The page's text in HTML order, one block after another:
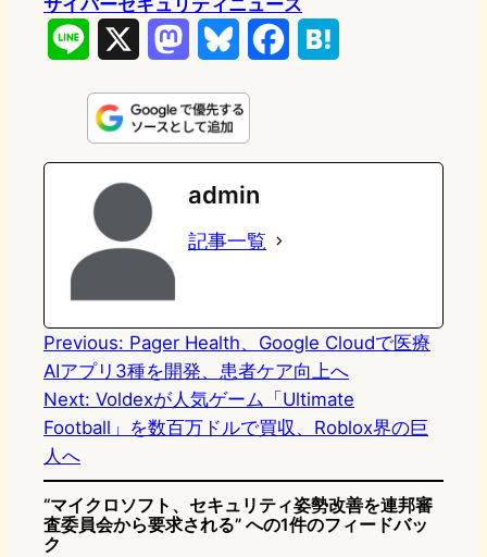
サイバーセキュリティニュース
n
e
s
t
o
d
n
u
e
s
k
e
k
e
admin
記事一覧
Previous: Pager Health、Google Cloudで医療
AIアプリ3種を開発、患者ケア向上へ
Next: Voldexが人気ゲーム「Ultimate
Football」を数百万ドルで買収、Roblox界の巨
人へ
“マイクロソフト、セキュリティ姿勢改善を連邦審
査委員会から要求される” への1件のフィードバッ
ク